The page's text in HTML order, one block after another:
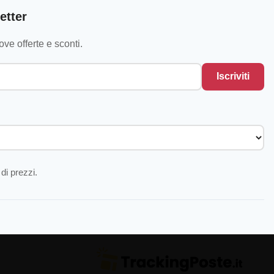
offerte e sconti.
Iscriviti
prezzi.